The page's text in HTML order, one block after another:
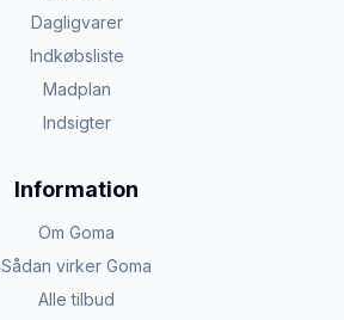
Dagligvarer
Indkøbsliste
Madplan
Indsigter
Information
Om Goma
Sådan virker Goma
Alle tilbud